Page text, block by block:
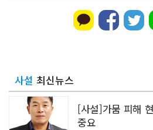
사설 최신뉴스
[사설]가뭄 피해
중요